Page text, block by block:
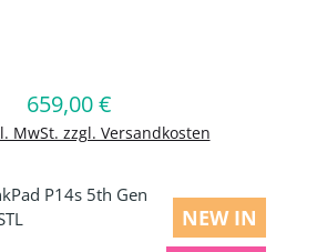
Regulärer Preis:
659,00 €
MwSt. zzgl. Versandkosten
In den Warenkorb
NEW IN